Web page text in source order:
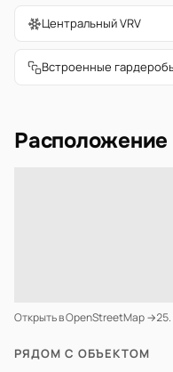
Центральный VRV
Встроенные
Расположение
Открыть в OpenStreetMap →
РЯДОМ С ОБЪЕКТОМ